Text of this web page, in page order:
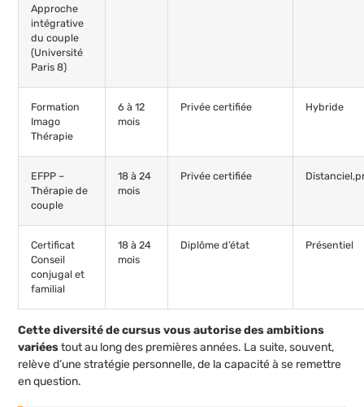
Approche
intégrative
du couple
(Université
Paris 8)
Formation
Imago
Thérapie
6 à 12
mois
Privée certifiée Hybride
EFPP –
Thérapie de
couple
18 à 24
mois
Privée certifiée
Certificat
Conseil
conjugal et
familial
18 à 24
mois
Diplôme d’état Présentiel
Cette diversité de cursus vous autorise des ambitions
variéestout au long des premières années. La suite, souvent,
relève d’une stratégie personnelle, de la capacité à se remettre
en question.